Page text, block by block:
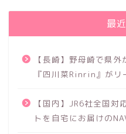
最
【長崎】野母崎で県
『四川菜Rinrin』がリ
【国内】JR6社全国対
トを自宅にお届けの